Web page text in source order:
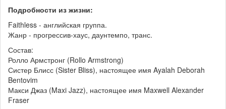
Подробности из жизни:
Faithless - английская группа.
Жанр - прогрессив-хаус, даунтемпо, транс.
Состав:
Ролло Армстронг (Rollo Armstrong)
Систер Блисс (Sister Bliss), настоящее имя Ayalah Deborah
Bentovim
Макси Джаз (Maxi Jazz), настоящее имя Maxwell Alexander
Fraser